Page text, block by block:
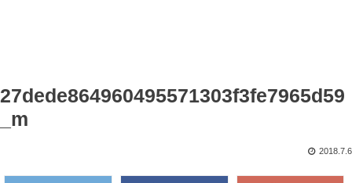
27dede864960495571303f3fe7965d59
_m
2018.7.6